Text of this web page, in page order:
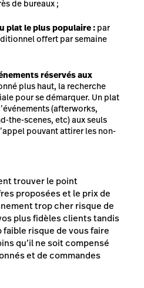
de bureaux ;
plat le plus populaire : par
offert par semaine
réservés aux
plus haut, la recherche
pour se démarquer. Un plat
(afterworks,
the-scenes, etc) aux seuls
pouvant attirer les non-
trouver le point
proposées et le prix de
trop cher risque de
plus fidèles clients tandis
risque de vous faire
qu’il ne soit compensé
et de commandes